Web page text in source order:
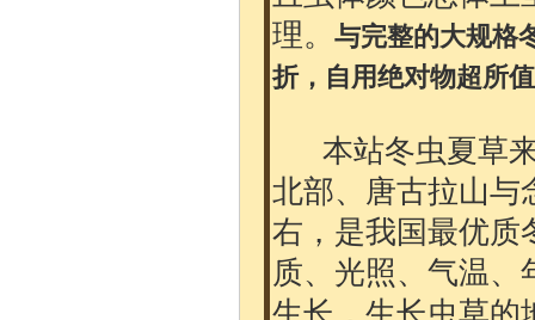
理。 与完整的大规格
折，自用绝对物超所值
本站冬虫夏草来
北部、唐古拉山与
右，是我国最优质
质、光照、气温
生长，生长虫草的